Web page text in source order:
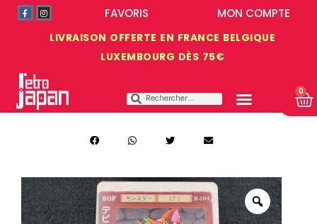
LIVRAISON OFFERTE EN FRANCE BELGIQUE
LUXEMBOURG DÈS 75€
MON COMPTE
FAVORIS
0